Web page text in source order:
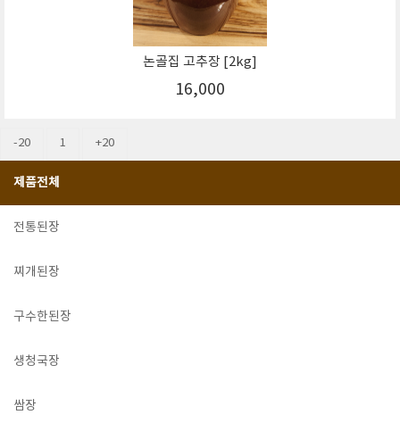
논골집 고추장 [2kg]
16,000
-20 1 +20
제품전체
전통된장
찌개된장
구수한된장
생청국장
쌈장